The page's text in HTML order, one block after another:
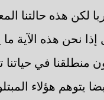
لكن هذه
نحن هذه الآية ما
منطلقنا في
يتوهم هؤلاء